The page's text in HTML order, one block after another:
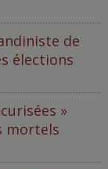
de
élections
»
mortels